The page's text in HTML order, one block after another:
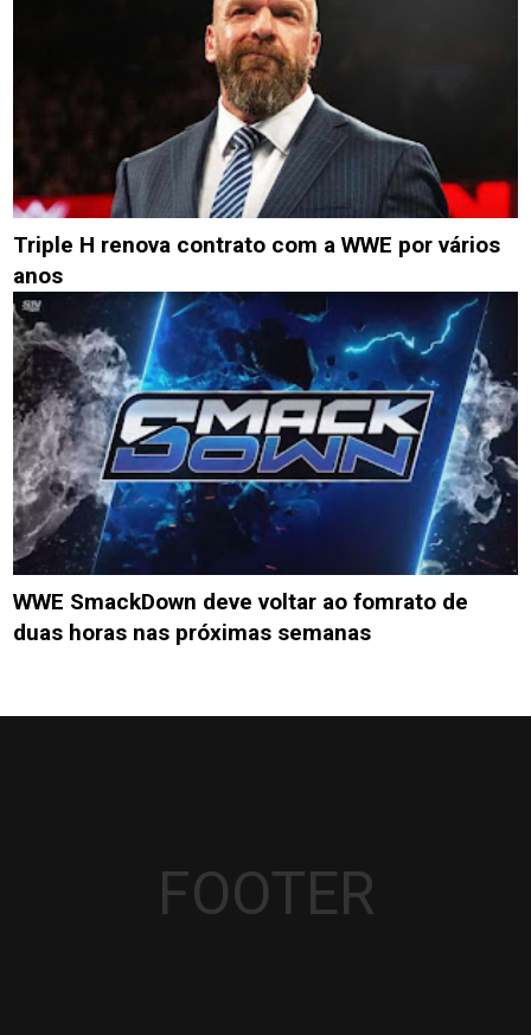
Triple H renova contrato com a WWE por vários
anos
WWE SmackDown deve voltar ao fomrato de
duas horas nas próximas semanas
FOOTER